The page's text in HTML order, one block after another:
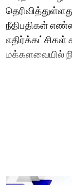
நீதிபதிகள்
எதிர்க்கட்சிகள்
மக்களவையில்